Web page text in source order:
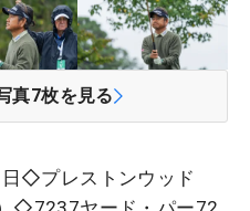
真7枚を見る
◇プレストンウッド